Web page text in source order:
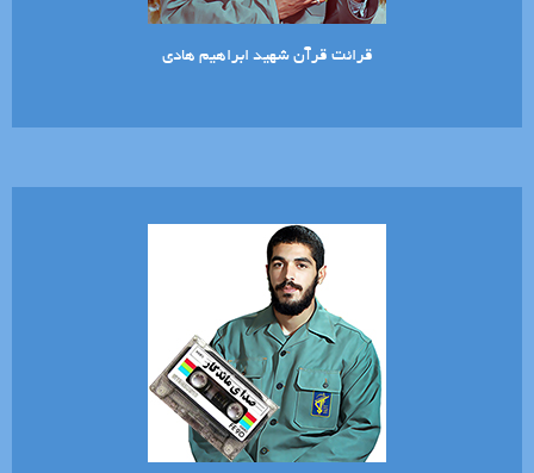
قرائت قرآن شهید ابراهیم هادی